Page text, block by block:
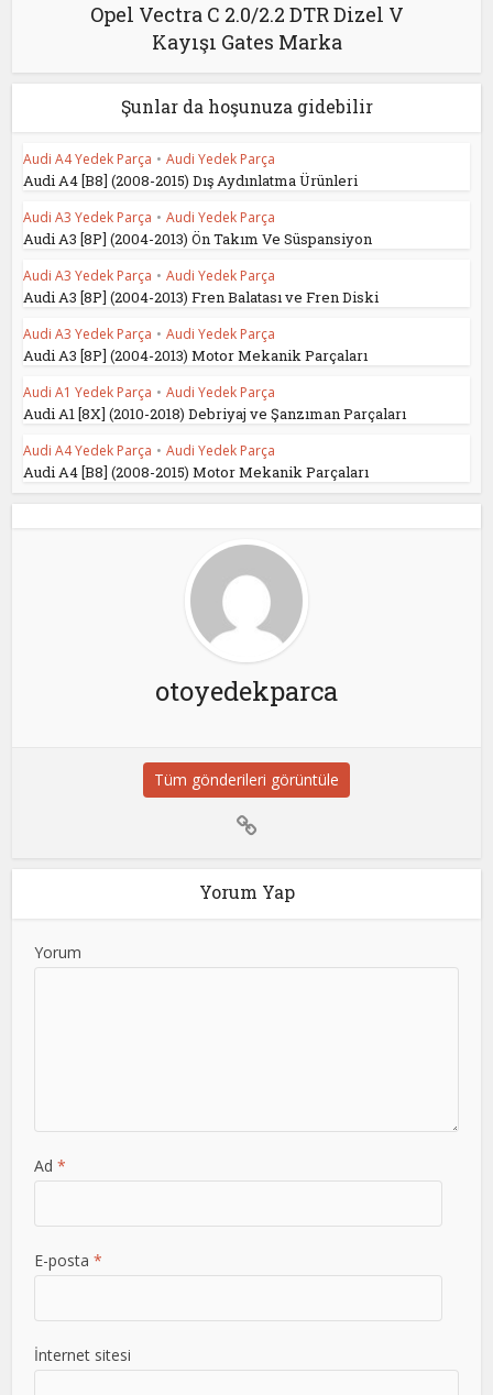
Opel Vectra C 2.0/2.2 DTR Dizel V
Kayışı Gates Marka
Şunlar da hoşunuza gidebilir
Audi A4 Yedek Parça • Audi Yedek Parça
Audi A4 [B8] (2008-2015) Dış Aydınlatma Ürünleri
Audi A3 Yedek Parça • Audi Yedek Parça
Audi A3 [8P] (2004-2013) Ön Takım Ve Süspansiyon
Audi A3 Yedek Parça • Audi Yedek Parça
Audi A3 [8P] (2004-2013) Fren Balatası ve Fren Diski
Audi A3 Yedek Parça • Audi Yedek Parça
Audi A3 [8P] (2004-2013) Motor Mekanik Parçaları
Audi A1 Yedek Parça • Audi Yedek Parça
Audi A1 [8X] (2010-2018) Debriyaj ve Şanzıman Parçaları
Audi A4 Yedek Parça • Audi Yedek Parça
Audi A4 [B8] (2008-2015) Motor Mekanik Parçaları
otoyedekparca
Tüm gönderileri görüntüle
Yorum Yap
Yorum
Ad*
E-posta*
İnternet sitesi